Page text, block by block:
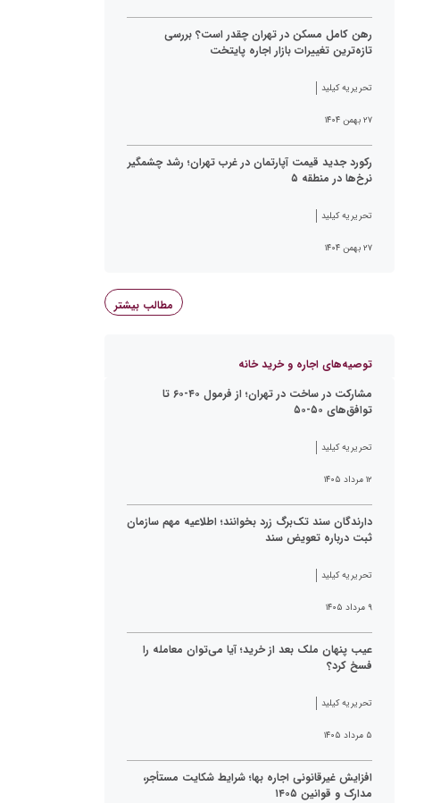
رهن کامل مسکن در تهران چقدر است؟ بررسی
تازه‌ترین تغییرات بازار اجاره پایتخت
تحریریه کیلید
۲۷ بهمن ۱۴۰۴
رکورد جدید قیمت آپارتمان در غرب تهران؛ رشد چشمگیر
نرخ‌ها در منطقه ۵
تحریریه کیلید
۲۷ بهمن ۱۴۰۴
مطالب بیشتر
توصیه‌های اجاره و خرید خانه
مشارکت در ساخت در تهران؛ از فرمول ۴۰-۶۰ تا
توافق‌های ۵۰-۵۰
تحریریه کیلید
۱۲ مرداد ۱۴۰۵
دارندگان سند تک‌برگ زرد بخوانند؛ اطلاعیه مهم سازمان
ثبت درباره تعویض سند
تحریریه کیلید
۹ مرداد ۱۴۰۵
عیب پنهان ملک بعد از خرید؛ آیا می‌توان معامله را
فسخ کرد؟
تحریریه کیلید
۵ مرداد ۱۴۰۵
افزایش غیرقانونی اجاره بها؛ شرایط شکایت مستأجر،
مدارک و قوانین ۱۴۰۵